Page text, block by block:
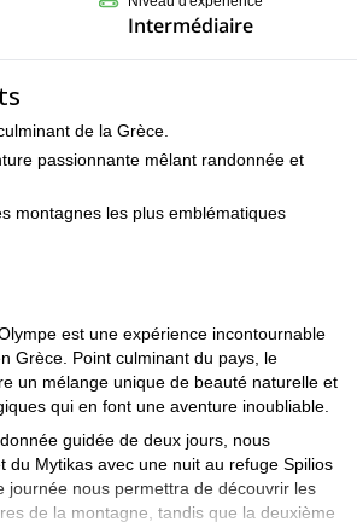
Intermédiaire
de la Grèce.
passionnante mêlant randonnée et
montagnes les plus emblématiques
est une expérience incontournable
Grèce. Point culminant du pays, le
un mélange unique de beauté naturelle et
qui en font une aventure inoubliable.
guidée de deux jours, nous
du Mytikas avec une nuit au refuge Spilios
journée nous permettra de découvrir les
de la montagne, tandis que la deuxième